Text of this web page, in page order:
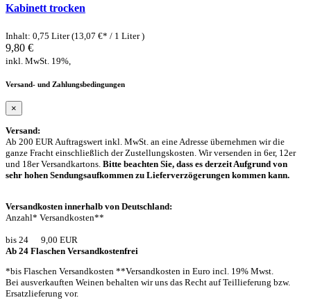
Kabinett trocken
Inhalt: 0,75 Liter (13,07 €* / 1 Liter )
9,80 €
inkl. MwSt. 19%,
Versand- und Zahlungsbedingungen
×
Versand:
Ab 200 EUR Auftragswert inkl. MwSt. an eine Adresse übernehmen wir die
ganze Fracht einschließlich der Zustellungskosten. Wir versenden in 6er, 12er
und 18er Versandkartons. Bitte beachten Sie, dass es derzeit Aufgrund von
sehr hohen Sendungsaufkommen zu Lieferverzögerungen kommen kann.
Versandkosten innerhalb von Deutschland:
Anzahl* Versandkosten**
bis 24 9,00 EUR
Ab 24 Flaschen Versandkostenfrei
*bis Flaschen Versandkosten **Versandkosten in Euro incl. 19% Mwst.
Bei ausverkauften Weinen behalten wir uns das Recht auf Teillieferung bzw.
Ersatzlieferung vor.